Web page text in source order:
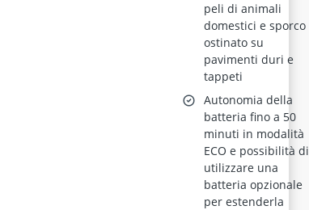
peli di animali
domestici e sporco
ostinato su
pavimenti duri e
tappeti
Autonomia della
batteria fino a 50
minuti in modalità
ECO e possibilità di
utilizzare una
batteria opzionale
per estenderla